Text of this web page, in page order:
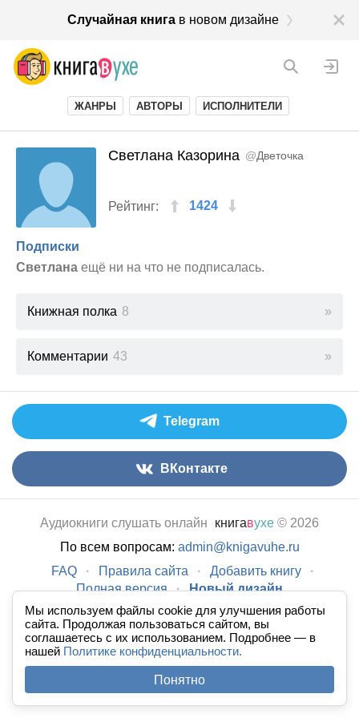
Мы используем файлы cookie для улучшения работы
сайта. Продолжая пользоваться сайтом, вы
соглашаетесь с их использованием. Подробнее — в
нашей Политике конфиденциальности.
Понятно
Случайная книгав новом дизайне
ЖАНРЫ АВТОРЫ ИСПОЛНИТЕЛИ
Светлана Казорина @Дветочка
Рейтинг: 1424
Подписки
Светлана ещё ни на что не подписалась.
Книжная полка 8
Комментарии 43
Telegram
ВКонтакте
Аудиокниги слушать онлайн книгавухе © 2026
По всем вопросам: admin@knigavuhe.ru
FAQ
· Правила сайта · Добавить книгу
·
Полная версия
· Новый дизайн